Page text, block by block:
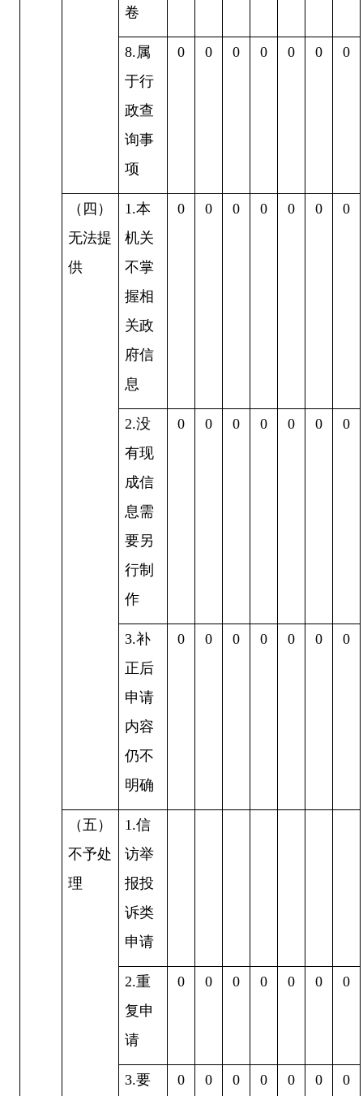
卷
8. 属
于行
政查
询事
项
0 0 0 0 0 0 0
（四）
无法提
供
1.本
机关
不掌
握相
关政
府信
息
0 0 0 0 0 0 0
2.没
有现
成信
息需
要另
行制
作
0 0 0 0 0 0 0
3.补
正后
申请
内容
仍不
明确
0 0 0 0 0 0 0
（五）
不予处
理
1.信
访举
报投
诉类
申请
2.重
复申
请
0 0 0 0 0 0 0
3.要
0 0 0 0 0 0 0